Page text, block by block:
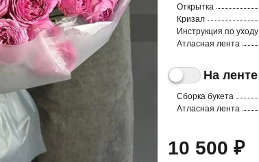
Открытка
Кризал
Инструкция по уходу
Атласная лента
На ленте
Сборка букета
Атласная лента
10 500 ₽